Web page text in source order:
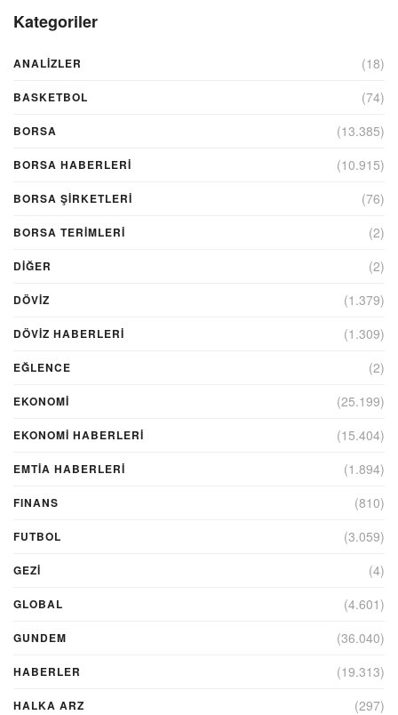
Kategoriler
ANALIZLER (18)
BASKETBOL (74)
BORSA (13.385)
BORSA HABERLERI (10.915)
BORSA ŞIRKETLERI (76)
BORSA TERIMLERI (2)
DIĞER (2)
DÖVİZ (1.379)
DÖVIZ HABERLERI (1.309)
EĞLENCE (2)
EKONOMİ (25.199)
EKONOMI HABERLERI (15.404)
EMTIA HABERLERI (1.894)
FINANS (810)
FUTBOL (3.059)
GEZI (4)
GLOBAL (4.601)
GUNDEM (36.040)
HABERLER (19.313)
HALKA ARZ (297)